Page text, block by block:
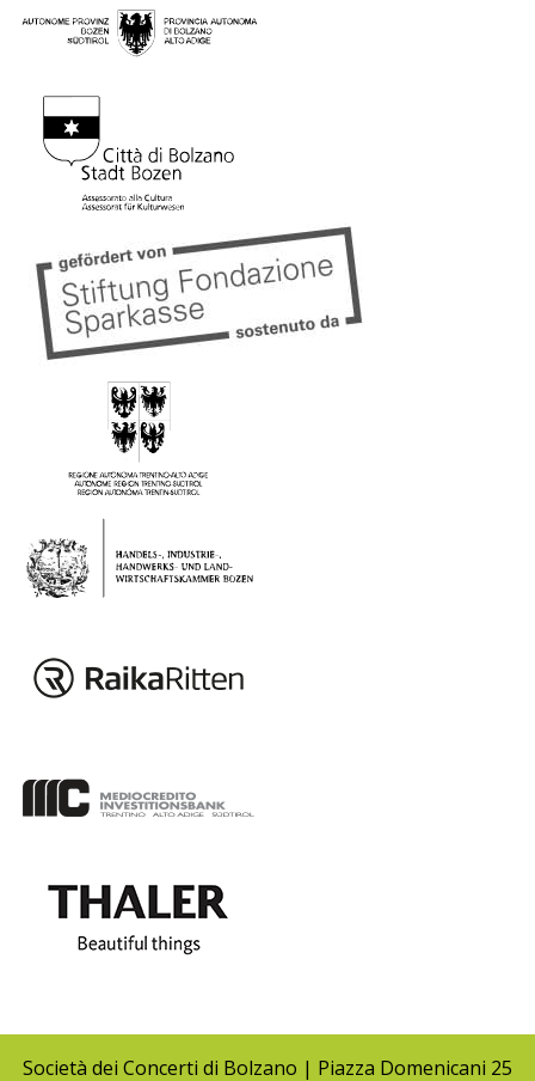
Società dei Concerti di Bolzano | Piazza Domenicani 25